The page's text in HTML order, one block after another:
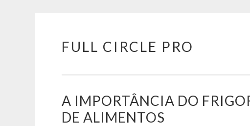
Pular
FULL CIRCLE PRO
A IMPORTÂNCIA DO
DE ALIMENTOS